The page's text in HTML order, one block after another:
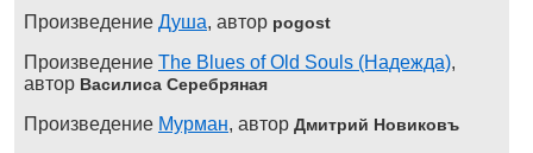
Произведение Душа, автор pogost
Произведение The Blues of Old Souls (Надежда),
автор Василиса Серебряная
Произведение Мурман, автор Дмитрий Новиковъ